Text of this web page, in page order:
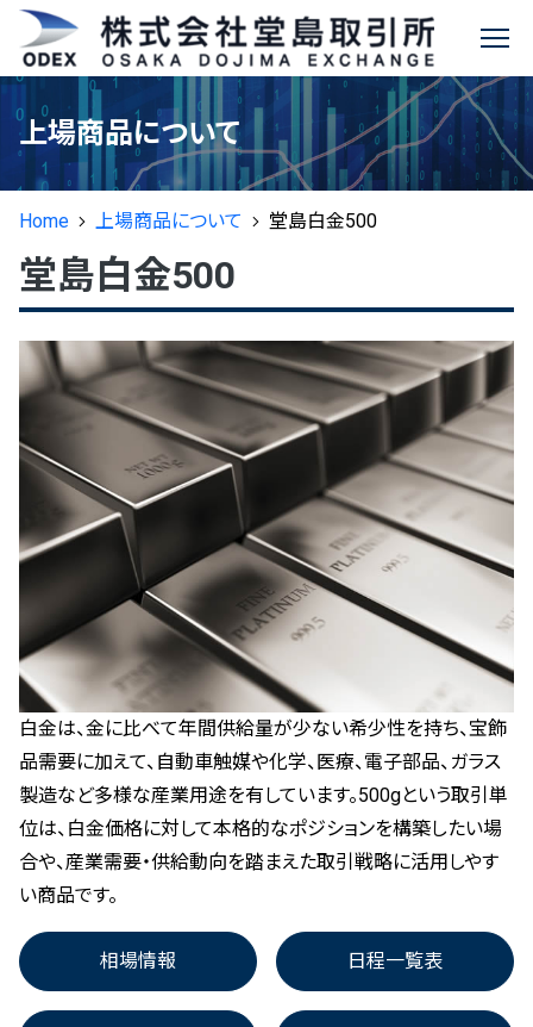
お知らせ
堂島取引所について
会社情報
ビジョン
デリバティブ発祥の地“堂島”
電子公告
先物取引のご案内
商品先物取引ガイド
取引をはじめるには
取引資格の取得について
取引参加者名簿
マーケットメイカー制度
公式アカウント一覧
上場商品について
堂島コメ平均 （米穀指数）
堂島金10
堂島金500
堂島銀1K
堂島白金10
堂島白金500
とうもろこし50
米国産大豆
小豆
主要規則等
取引関連データ
相場情報
ヒストリカルデータ
価格調整表
指定倉庫一覧
日程一覧表
立会によらない取引
制限幅
受渡明細
システム障害等の発生履歴
NEW 新商品情報
堂島貴金属
®
お問い合わせ ENGLISH
✕ 堂島コメ平均®に関する
情報
商品説明
特設ページ
決済方法
活用事例インタビュー
現物コメ指数
誰でも分かる「現物コメ指数®
」
現物コメ指数®概要
最新の現物コメ指数®
お米の基礎知識
マンスリーレポート（農林水産省）
上場商品について
Home 上場商品について 堂島白金500
堂島白金500
白金は、金に比べて年間供給量が少ない希少性を持ち、宝飾
品需要に加えて、自動車触媒や化学、医療、電子部品、ガラス
製造など多様な産業用途を有しています。500gという取引単
位は、白金価格に対して本格的なポジションを構築したい場
合や、産業需要・供給動向を踏まえた取引戦略に活用しやす
い商品です。
相場情報 日程一覧表